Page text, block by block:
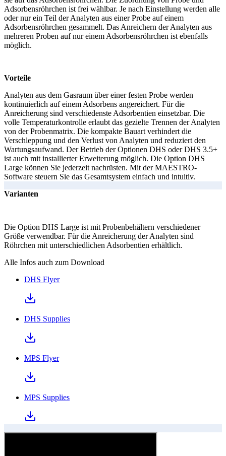
Adsorbensröhrchen ist frei wählbar. Je nach Einstellung werden alle
oder nur ein Teil der Analyten aus einer Probe auf einem
Adsorbensröhrchen gesammelt. Das Anreichern der Analyten aus
mehreren Proben auf nur einem Adsorbensröhrchen ist ebenfalls
möglich.
Vorteile
Analyten aus dem Gasraum über einer festen Probe werden
kontinuierlich auf einem Adsorbens angereichert. Für die
Anreicherung sind verschiedenste Adsorbentien einsetzbar. Die
volle Temperaturkontrolle erlaubt das gezielte Trennen der Analyten
von der Probenmatrix. Die kompakte Bauart verhindert die
Verschleppung und den Verlust von Analyten und reduziert den
Wartungsaufwand. Der Betrieb der Optionen DHS oder DHS 3.5+
ist auch mit installierter Erweiterung möglich. Die Option DHS
Large können Sie jederzeit nachrüsten. Mit der MAESTRO-
Software steuern Sie das Gesamtsystem einfach und intuitiv.
Varianten
Die Option DHS Large ist mit Probenbehältern verschiedener
Größe verwendbar. Für die Anreicherung der Analyten sind
Röhrchen mit unterschiedlichen Adsorbentien erhältlich.
Alle Infos auch zum Download
DHS Flyer
DHS Supplies
MPS Flyer
MPS Supplies